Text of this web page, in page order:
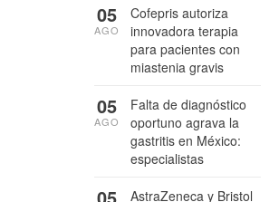
Cofepris autoriza
innovadora terapia
para pacientes con
miastenia gravis
05
AGO
Falta de diagnóstico
oportuno agrava la
gastritis en México:
especialistas
05
AGO
AstraZeneca y Bristol